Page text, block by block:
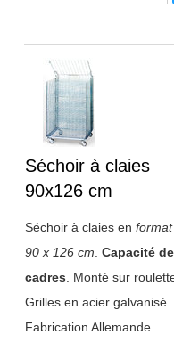
Titre 1
Séchoir à claies
90x126 cm
Séchoir à claies en
90 x 126 cm .Capacité
cadres . Monté sur
Grilles en acier galvanisé.
Fabrication Allemande.